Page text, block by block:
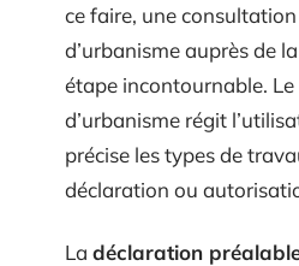
ce faire, une
d’urbanisme auprès de
étape incontournable.
d’urbanisme régit
précise les types de
déclaration ou
La déclaration